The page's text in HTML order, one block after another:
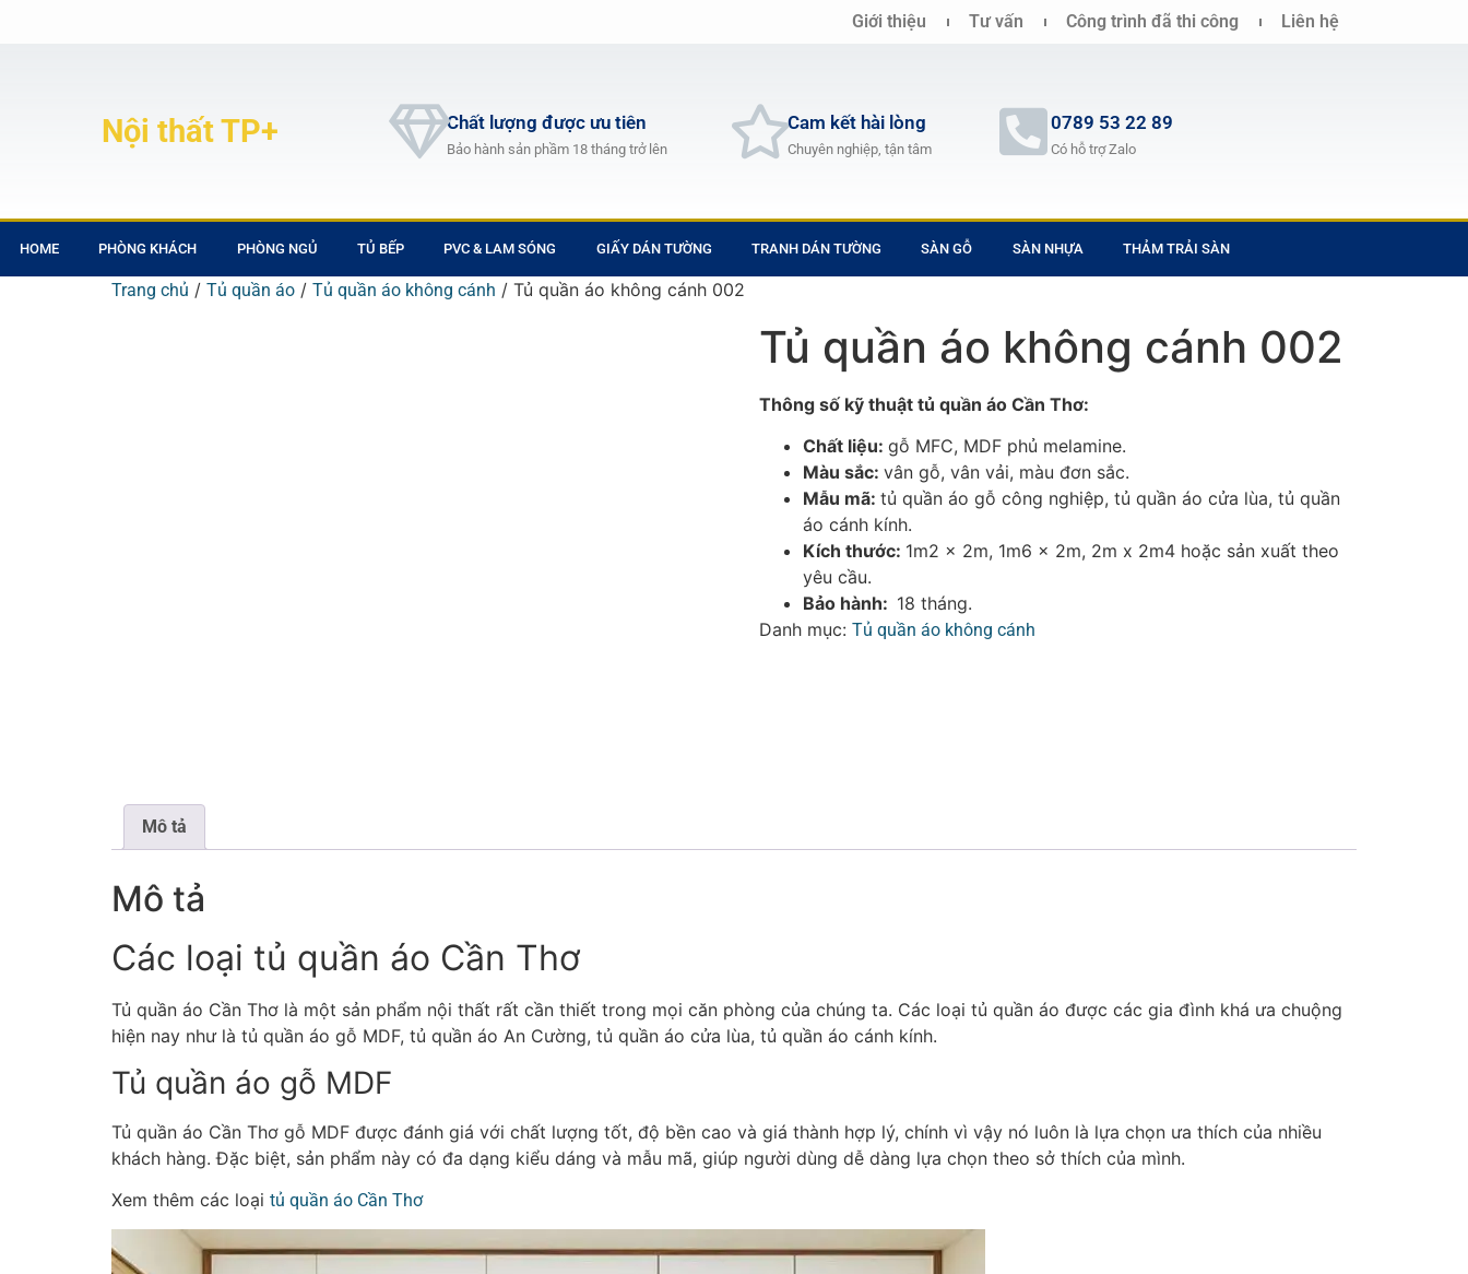
Giới thiệu Tư vấn Công trình đã thi công Liên hệ
Nội thất TP+ Chất lượng được ưu tiên
Bảo hành sản phầm 18 tháng trở lên
Cam kết hài lòng
Chuyên nghiệp, tận tâm
0789 53 22 89
Có hỗ trợ Zalo
HOME PHÒNG KHÁCH PHÒNG NGỦ TỦ BẾP PVC & LAM SÓNG GIẤY DÁN TƯỜNG TRANH DÁN TƯỜNG SÀN GỖ SÀN NHỰA THẢM TRẢI SÀN
Trang chủ / Tủ quần áo / Tủ quần áo không cánh / Tủ quần áo không cánh 002
Tủ quần áo không cánh 002
Thông số kỹ thuật tủ quần áo Cần Thơ:
Chất liệu: gỗ MFC, MDF phủ melamine.
Màu sắc: vân gỗ, vân vải, màu đơn sắc.
Mẫu mã: tủ quần áo gỗ công nghiệp, tủ quần áo cửa lùa, tủ quần
áo cánh kính.
Kích thước: 1m2 x 2m, 1m6 x 2m, 2m x 2m4 hoặc sản xuất theo
yêu cầu.
Bảo hành: 18 tháng.
Danh mục: Tủ quần áo không cánh
Mô tả
Mô tả
Các loại tủ quần áo Cần Thơ
Tủ quần áo Cần Thơ là một sản phẩm nội thất rất cần thiết trong mọi căn phòng của chúng ta. Các loại tủ quần áo được các gia đình khá ưa chuộng
hiện nay như là tủ quần áo gỗ MDF, tủ quần áo An Cường, tủ quần áo cửa lùa, tủ quần áo cánh kính.
Tủ quần áo gỗ MDF
Tủ quần áo Cần Thơ gỗ MDF được đánh giá với chất lượng tốt, độ bền cao và giá thành hợp lý, chính vì vậy nó luôn là lựa chọn ưa thích của nhiều
khách hàng. Đặc biệt, sản phẩm này có đa dạng kiểu dáng và mẫu mã, giúp người dùng dễ dàng lựa chọn theo sở thích của mình.
Xem thêm các loại tủ quần áo Cần Thơ